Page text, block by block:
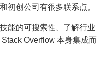
初创公司有很多联系点。
能的可搜索性、了解行业
Overflow 本身集成而